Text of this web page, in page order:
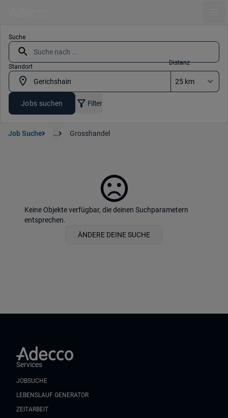
Suche
Standort
Distanz
Jobs suchen Filter
Job Suche ... Grosshandel
Keine Objekte verfügbar, die deinen Suchparametern
entsprechen.
ÄNDERE DEINE SUCHE
Services
JOBSUCHE
LEBENSLAUF GENERATOR
ZEITARBEIT